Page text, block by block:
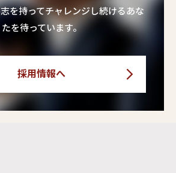
を持ってチャレンジし続けるあな
たを待っています。
採用情報へ